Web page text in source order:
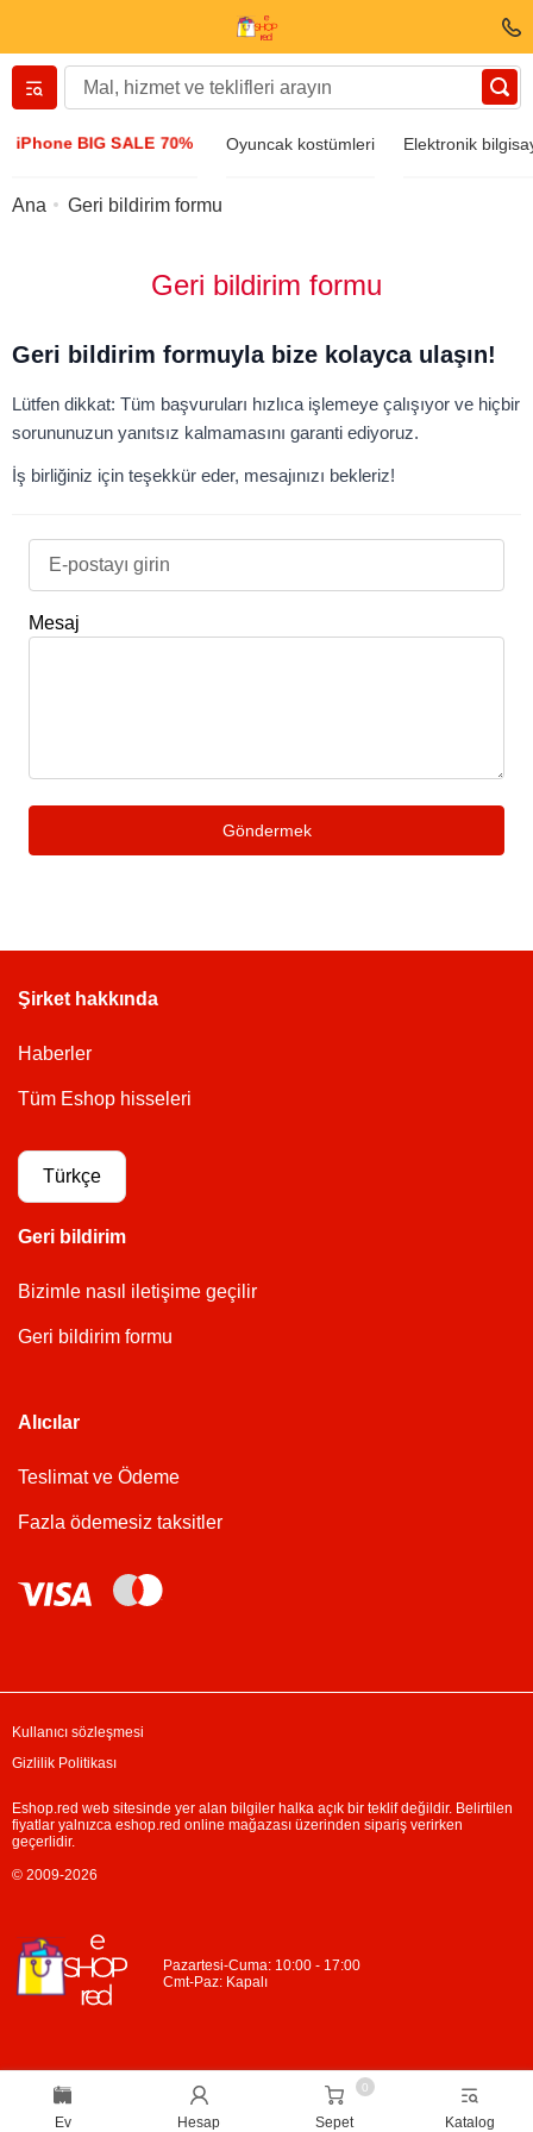
iPhone BIG SALE 70% Oyuncak kostümleri Elektronik
Вернуться назад
Mücevher
Kol saati
Ev Hesap
0
Sepet Katalog
Ana Geri bildirim formu
Geri bildirim formu
Geri bildirim formuyla bize kolayca ulaşın!
Lütfen dikkat: Tüm başvuruları hızlıca işlemeye çalışıyor ve hiçbir
sorununuzun yanıtsız kalmamasını garanti ediyoruz.
İş birliğiniz için teşekkür eder, mesajınızı bekleriz!
Mesaj
Göndermek
Şirket hakkında
Haberler
Tüm Eshop hisseleri
Türkçe
Geri bildirim
Bizimle nasıl iletişime geçilir
Geri bildirim formu
Alıcılar
Teslimat ve Ödeme
Fazla ödemesiz taksitler
Pazartesi-Cuma: 10:00 - 17:00
Cmt-Paz: Kapalı
Kullanıcı sözleşmesi
Gizlilik Politikası
Eshop.red web sitesinde yer alan bilgiler halka açık bir teklif değildir. Belirtilen
fiyatlar yalnızca eshop.red online mağazası üzerinden sipariş verirken
geçerlidir.
© 2009-2026